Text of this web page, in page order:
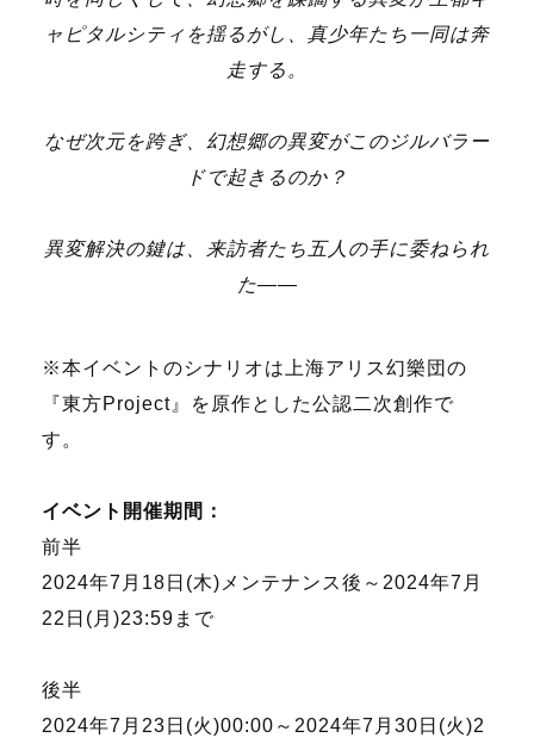
ャピタルシティを揺るがし、真少年たち一同は奔
走する。
なぜ次元を跨ぎ、幻想郷の異変がこのジルバラー
ドで起きるのか？
異変解決の鍵は、来訪者たち五人の手に委ねられ
た――
※本イベントのシナリオは上海アリス幻樂団の
『東方Project』を原作とした公認二次創作で
す。
イベント開催期間：
前半
2024年7月18日(木)メンテナンス後～2024年7月
22日(月)23:59まで
後半
2024年7月23日(火)00:00～2024年7月30日(火)2